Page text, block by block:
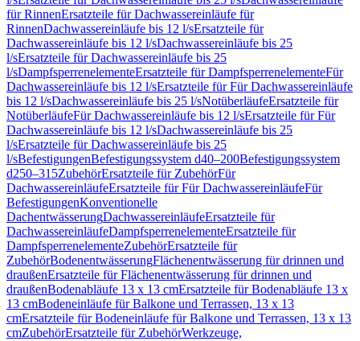
für RinnenErsatzteile für Dachwassereinläufe für
RinnenDachwassereinläufe bis 12 l/sErsatzteile für
Dachwassereinläufe bis 12 l/sDachwassereinläufe bis 25
l/sErsatzteile für Dachwassereinläufe bis 25
l/sDampfsperrenelementeErsatzteile für DampfsperrenelementeFür
Dachwassereinläufe bis 12 l/sErsatzteile für Für Dachwassereinläufe
bis 12 l/sDachwassereinläufe bis 25 l/sNotüberläufeErsatzteile für
NotüberläufeFür Dachwassereinläufe bis 12 l/sErsatzteile für Für
Dachwassereinläufe bis 12 l/sDachwassereinläufe bis 25
l/sErsatzteile für Dachwassereinläufe bis 25
l/sBefestigungenBefestigungssystem d40–200Befestigungssystem
d250–315ZubehörErsatzteile für ZubehörFür
DachwassereinläufeErsatzteile für Für DachwassereinläufeFür
BefestigungenKonventionelle
DachentwässerungDachwassereinläufeErsatzteile für
DachwassereinläufeDampfsperrenelementeErsatzteile für
DampfsperrenelementeZubehörErsatzteile für
ZubehörBodenentwässerungFlächenentwässerung für drinnen und
draußenErsatzteile für Flächenentwässerung für drinnen und
draußenBodenabläufe 13 x 13 cmErsatzteile für Bodenabläufe 13 x
13 cmBodeneinläufe für Balkone und Terrassen, 13 x 13
cmErsatzteile für Bodeneinläufe für Balkone und Terrassen, 13 x 13
cmZubehörErsatzteile für ZubehörWerkzeuge,